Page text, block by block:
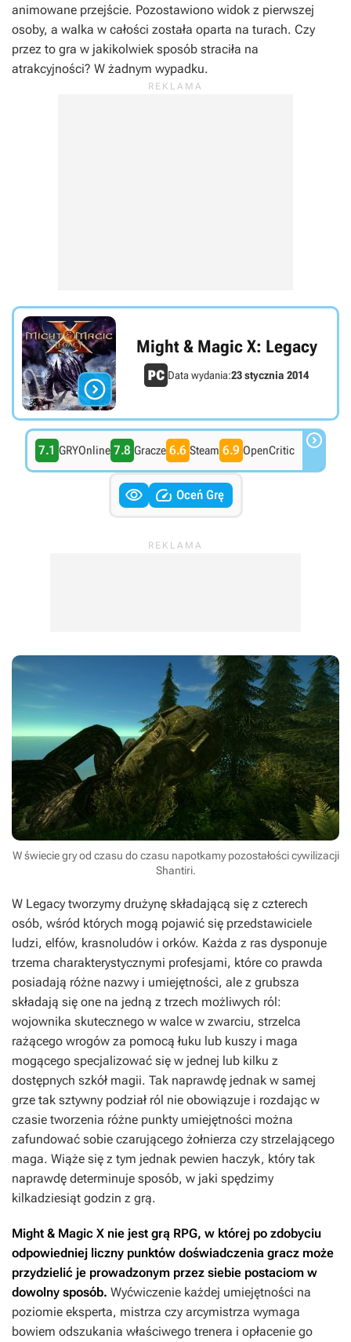
animowane przejście. Pozostawiono widok z pierwszej
osoby, a walka w całości została oparta na turach. Czy
przez to gra w jakikolwiek sposób straciła na
atrakcyjności? W żadnym wypadku.

Might & Magic X: Legacy
Data wydania:23 stycznia 2014
7.1 GRYOnline 7.8 Gracze 6.6 Steam 6.9 OpenCritic 
  Oceń Grę
W świecie gry od czasu do czasu napotkamy pozostałości cywilizacji
Shantiri.
W Legacy tworzymy drużynę składającą się z czterech
osób, wśród których mogą pojawić się przedstawiciele
ludzi, elfów, krasnoludów i orków. Każda z ras dysponuje
trzema charakterystycznymi profesjami, które co prawda
posiadają różne nazwy i umiejętności, ale z grubsza
składają się one na jedną z trzech możliwych ról:
wojownika skutecznego w walce w zwarciu, strzelca
rażącego wrogów za pomocą łuku lub kuszy i maga
mogącego specjalizować się w jednej lub kilku z
dostępnych szkół magii. Tak naprawdę jednak w samej
grze tak sztywny podział ról nie obowiązuje i rozdając w
czasie tworzenia różne punkty umiejętności można
zafundować sobie czarującego żołnierza czy strzelającego
maga. Wiąże się z tym jednak pewien haczyk, który tak
naprawdę determinuje sposób, w jaki spędzimy
kilkadziesiąt godzin z grą.
Might & Magic X nie jest grą RPG, w której po zdobyciu
odpowiedniej liczny punktów doświadczenia gracz może
przydzielić je prowadzonym przez siebie postaciom w
dowolny sposób. Wyćwiczenie każdej umiejętności na
poziomie eksperta, mistrza czy arcymistrza wymaga
bowiem odszukania właściwego trenera i opłacenie go